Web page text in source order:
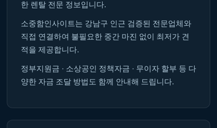
한 렌탈 전문 정보입니다.
소중함인사이트는 강남구 인근 검증된 전문업체와
직접 연결하여 불필요한 중간 마진 없이 최저가 견
적을 제공합니다.
정부지원금 · 소상공인 정책자금 · 무이자 할부 등 다
양한 자금 조달 방법도 함께 안내해 드립니다.